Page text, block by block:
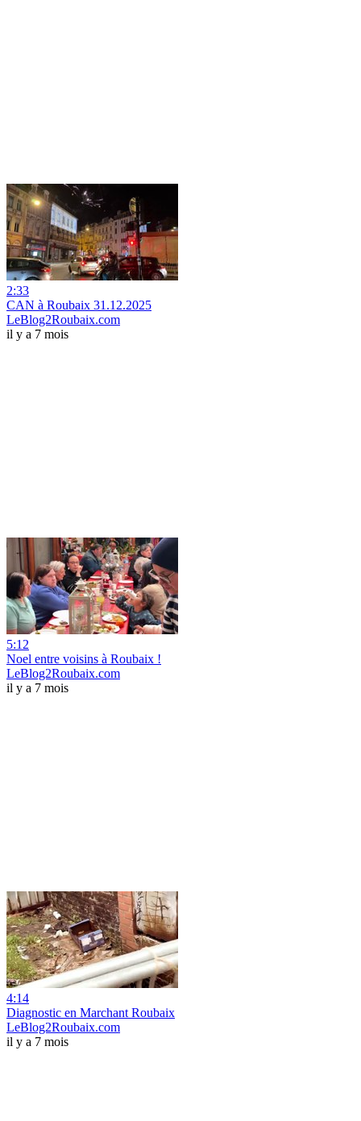
2:33
CAN à Roubaix 31.12.2025
LeBlog2Roubaix.com
il y a 7 mois
5:12
Noel entre voisins à Roubaix !
LeBlog2Roubaix.com
il y a 7 mois
4:14
Diagnostic en Marchant Roubaix
LeBlog2Roubaix.com
il y a 7 mois